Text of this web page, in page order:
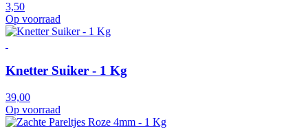
3,50
Op voorraad
Knetter Suiker - 1 Kg
39,00
Op voorraad